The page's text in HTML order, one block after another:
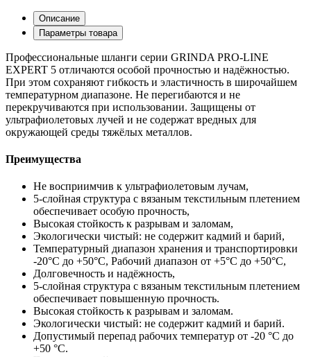
Описание
Параметры товара
Профессиональные шланги серии GRINDA PRO-LINE
EXPERT 5 отличаются особой прочностью и надёжностью.
При этом сохраняют гибкость и эластичность в широчайшем
температурном диапазоне. Не перегибаются и не
перекручиваются при использовании. Защищены от
ультрафиолетовых лучей и не содержат вредных для
окружающей среды тяжёлых металлов.
Преимущества
Не восприимчив к ультрафиолетовым лучам,
5-слойная структура с вязаным текстильным плетением
обеспечивает особую прочность,
Высокая стойкость к разрывам и заломам,
Экологически чистый: не содержит кадмий и барий,
Температурный диапазон хранения и транспортировки
-20°С до +50°С, Рабочий диапазон от +5°С до +50°С,
Долговечность и надёжность,
5-слойная структура с вязаным текстильным плетением
обеспечивает повышенную прочность.
Высокая стойкость к разрывам и заломам.
Экологически чистый: не содержит кадмий и барий.
Допустимый перепад рабочих температур от -20 °С до
+50 °С.